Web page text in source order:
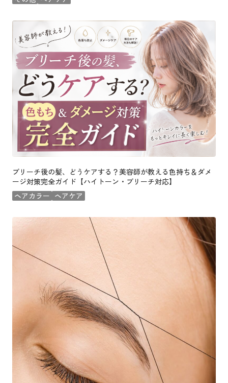
ブリーチ後の髪、どうケアする？美容師が教える色持ち＆ダメ
ージ対策完全ガイド【ハイトーン・ブリーチ対応】
ヘアカラー ヘアケア